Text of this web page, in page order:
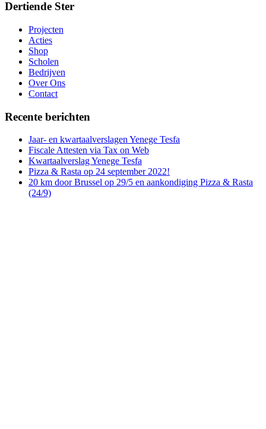
Dertiende Ster
Projecten
Acties
Shop
Scholen
Bedrijven
Over Ons
Contact
Recente berichten
Jaar- en kwartaalverslagen Yenege Tesfa
Fiscale Attesten via Tax on Web
Kwartaalverslag Yenege Tesfa
Pizza & Rasta op 24 september 2022!
20 km door Brussel op 29/5 en aankondiging Pizza & Rasta
(24/9)